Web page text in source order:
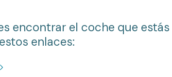
encontrar el coche que
enlaces: